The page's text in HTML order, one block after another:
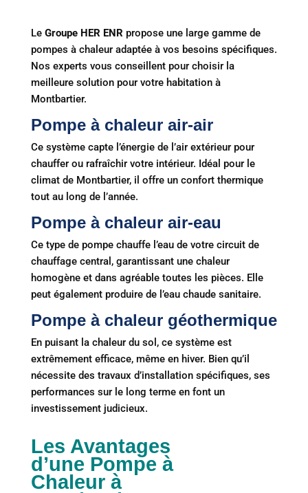
Le Groupe HER ENR propose une large gamme de
pompes à chaleur adaptée à vos besoins spécifiques.
Nos experts vous conseillent pour choisir la
meilleure solution pour votre habitation à
Montbartier.
Pompe à chaleur air-air
Ce système capte l’énergie de l’air extérieur pour
chauffer ou rafraîchir votre intérieur. Idéal pour le
climat de Montbartier, il offre un confort thermique
tout au long de l’année.
Pompe à chaleur air-eau
Ce type de pompe chauffe l’eau de votre circuit de
chauffage central, garantissant une chaleur
homogène et dans agréable toutes les pièces. Elle
peut également produire de l’eau chaude sanitaire.
Pompe à chaleur géothermique
En puisant la chaleur du sol, ce système est
extrêmement efficace, même en hiver. Bien qu’il
nécessite des travaux d’installation spécifiques, ses
performances sur le long terme en font un
investissement judicieux.
Les Avantages
d’une Pompe à
Chaleur à